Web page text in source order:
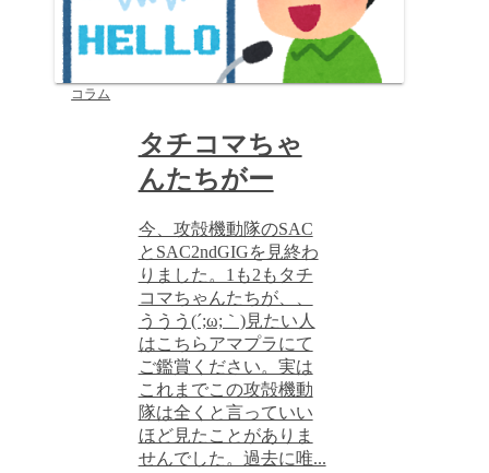
コラム
タチコマちゃ
んたちがー
今、攻殻機動隊のSAC
とSAC2ndGIGを見終わ
りました。1も2もタチ
コマちゃんたちが、、
ううう(´;ω;｀)見たい人
はこちらアマプラにて
ご鑑賞ください。実は
これまでこの攻殻機動
隊は全くと言っていい
ほど見たことがありま
せんでした。過去に唯...